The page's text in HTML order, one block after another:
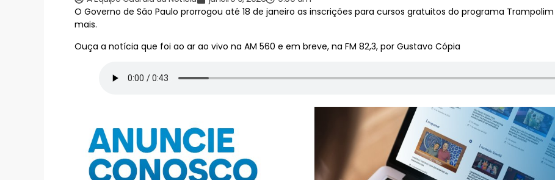
O Governo de São Paulo prorrogou até 18 de janeiro as inscrições para cursos gratuitos do programa
mais.
Ouça a notícia que foi ao ar ao vivo na AM 560 e em breve, na FM 82,3, por Gustavo Cópia